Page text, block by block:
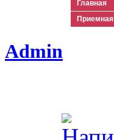
Главная
Приемная
Admin